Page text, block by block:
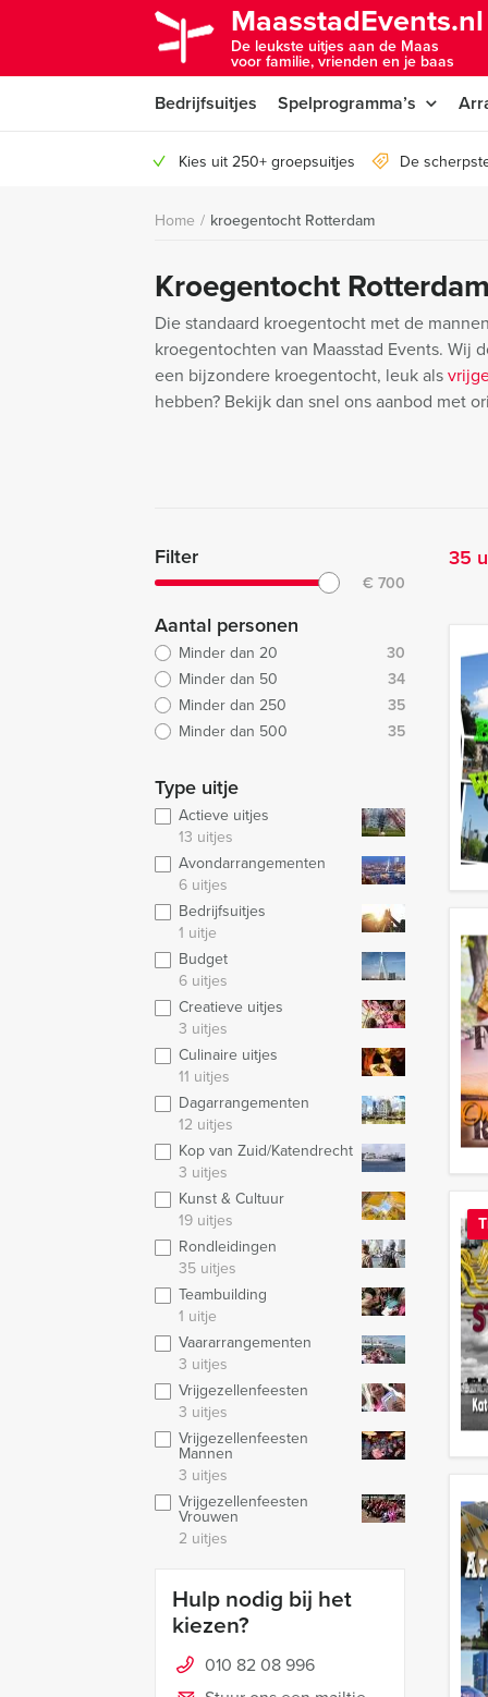
MaasstadEvents.nl
De leukste uitjes aan de Maas
voor familie, vrienden en je baas
Bedrijfsuitjes Spelprogramma’s
Kies uit 250+ groepsuitjes De
Home / kroegentocht Rotterdam
Kroegentocht
Die standaard kroegentocht met de
kroegentochten van Maasstad Events. Wij
een bijzondere kroegentocht, leuk als
hebben? Bekijk dan snel ons aanbod met
Filter
€ 700
Aantal personen
Minder dan 20
30
Minder dan 50
34
Minder dan 250
35
Minder dan 500
35
Type uitje
Actieve uitjes
13 uitjes
Avondarrangementen
6 uitjes
Bedrijfsuitjes
1 uitje
Budget
6 uitjes
Creatieve uitjes
3 uitjes
Culinaire uitjes
11 uitjes
Dagarrangementen
12 uitjes
Kop van Zuid/Katendrecht
3 uitjes
Kunst & Cultuur
19 uitjes
Rondleidingen
35 uitjes
Teambuilding
1 uitje
Vaararrangementen
3 uitjes
Vrijgezellenfeesten
3 uitjes
Vrijgezellenfeesten
Mannen
3 uitjes
Vrijgezellenfeesten
Vrouwen
2 uitjes
Hulp nodig bij het
kiezen?
010 82 08 996
35